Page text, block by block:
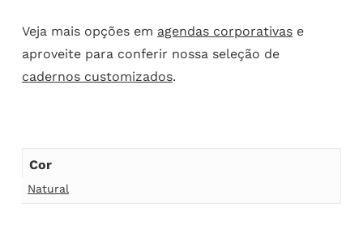
Veja mais opções em agendas corporativase
aproveite para conferir nossa seleção de
cadernos customizados.
Cor
Natural